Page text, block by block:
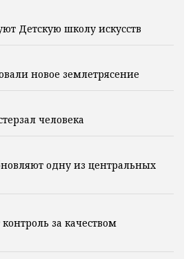
Детскую школу искусств
новое землетрясение
человека
одну из центральных
за качеством